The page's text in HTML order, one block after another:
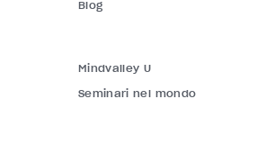
Blog
Mindvalley U
Seminari nel mondo